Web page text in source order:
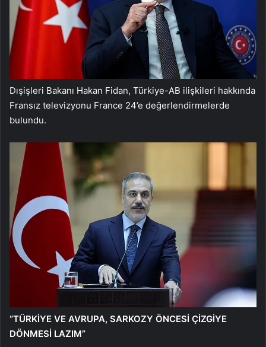
Dışişleri Bakanı Hakan Fidan, Türkiye-AB ilişkileri hakkında
Fransız televizyonu France 24’e değerlendirmelerde
bulundu.
“TÜRKİYE VE AVRUPA, SARKOZY ÖNCESİ ÇİZGİYE
DÖNMESİ LAZIM”